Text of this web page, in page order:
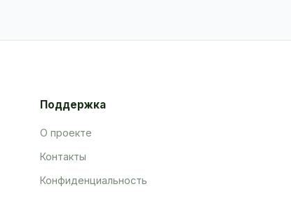
Поддержка
О проекте
Контакты
Конфиденциальность